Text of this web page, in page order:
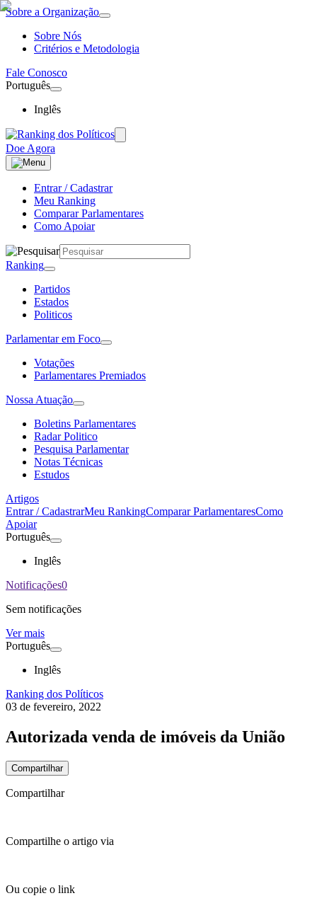
Sobre a Organização
Sobre Nós
Critérios e Metodologia
Fale Conosco
Português
Inglês
Doe Agora
Entrar / Cadastrar
Meu Ranking
Comparar Parlamentares
Como Apoiar
Ranking
Partidos
Estados
Politicos
Parlamentar em Foco
Votações
Parlamentares Premiados
Nossa Atuação
Boletins Parlamentares
Radar Politico
Pesquisa Parlamentar
Notas Técnicas
Estudos
Artigos
Entrar / CadastrarMeu RankingComparar ParlamentaresComo
Apoiar
Português
Inglês
Notificações0
Sem notificações
Ver mais
Português
Inglês
Ranking dos Políticos
03 de fevereiro, 2022
Autorizada venda de imóveis da União
Compartilhar
Compartilhar
Compartilhe o artigo via
Ou copie o link